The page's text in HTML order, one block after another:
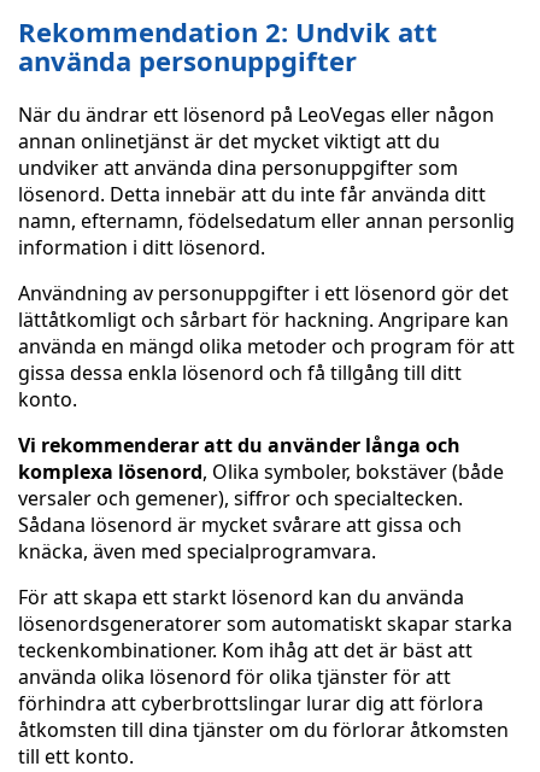
Rekommendation 2: Undvik att
använda personuppgifter
När du ändrar ett lösenord på LeoVegas eller någon
annan onlinetjänst är det mycket viktigt att du
undviker att använda dina personuppgifter som
lösenord. Detta innebär att du inte får använda ditt
namn, efternamn, födelsedatum eller annan personlig
information i ditt lösenord.
Användning av personuppgifter i ett lösenord gör det
lättåtkomligt och sårbart för hackning. Angripare kan
använda en mängd olika metoder och program för att
gissa dessa enkla lösenord och få tillgång till ditt
konto.
Vi rekommenderar att du använder långa och
komplexa lösenord, Olika symboler, bokstäver (både
versaler och gemener), siffror och specialtecken.
Sådana lösenord är mycket svårare att gissa och
knäcka, även med specialprogramvara.
För att skapa ett starkt lösenord kan du använda
lösenordsgeneratorer som automatiskt skapar starka
teckenkombinationer. Kom ihåg att det är bäst att
använda olika lösenord för olika tjänster för att
förhindra att cyberbrottslingar lurar dig att förlora
åtkomsten till dina tjänster om du förlorar åtkomsten
till ett konto.